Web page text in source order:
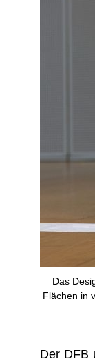
Das
Flächen in
Der DFB